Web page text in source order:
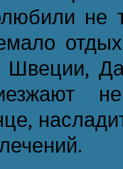
не
не